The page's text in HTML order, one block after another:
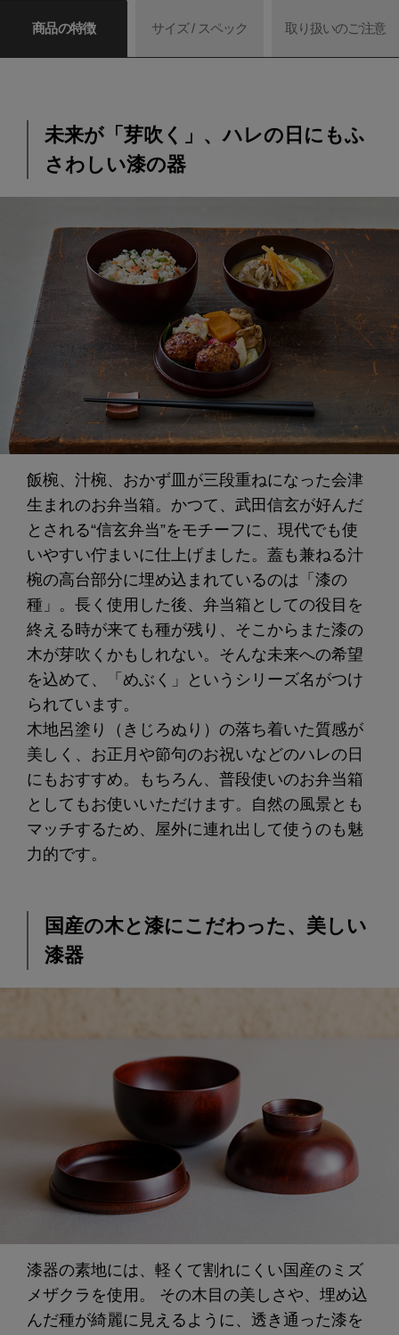
商品の特徴 サイズ / スペック 取り扱いのご注意
未来が「芽吹く」、ハレの日にもふ
さわしい漆の器
飯椀、汁椀、おかず皿が三段重ねになった会津
生まれのお弁当箱。かつて、武田信玄が好んだ
とされる“信玄弁当”をモチーフに、現代でも使
いやすい佇まいに仕上げました。蓋も兼ねる汁
椀の高台部分に埋め込まれているのは「漆の
種」。長く使用した後、弁当箱としての役目を
終える時が来ても種が残り、そこからまた漆の
木が芽吹くかもしれない。そんな未来への希望
を込めて、「めぶく」というシリーズ名がつけ
られています。
木地呂塗り（きじろぬり）の落ち着いた質感が
美しく、お正月や節句のお祝いなどのハレの日
にもおすすめ。もちろん、普段使いのお弁当箱
としてもお使いいただけます。自然の風景とも
マッチするため、屋外に連れ出して使うのも魅
力的です。
国産の木と漆にこだわった、美しい
漆器
漆器の素地には、軽くて割れにくい国産のミズ
メザクラを使用。 その木目の美しさや、埋め込
んだ種が綺麗に見えるように、透き通った漆を